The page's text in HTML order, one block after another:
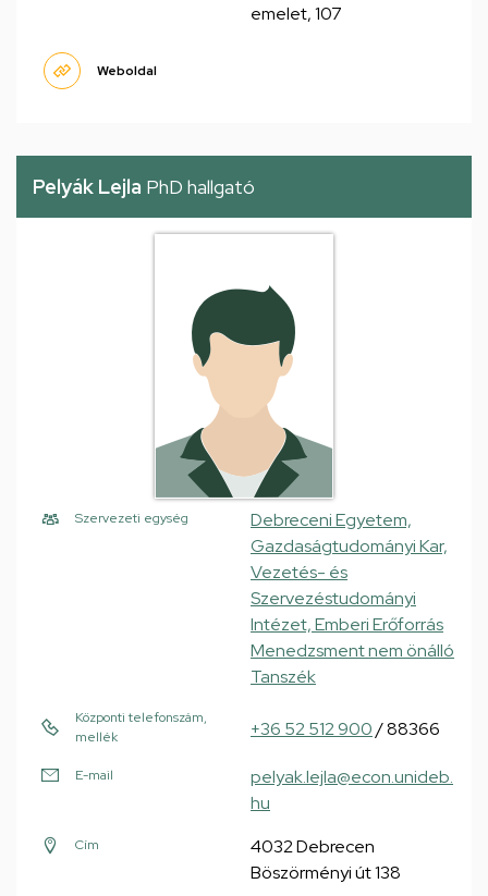
emelet, 107
Weboldal
Pelyák Lejla PhD hallgató
Szervezeti egység
Debreceni Egyetem,
Gazdaságtudományi Kar,
Vezetés- és
Szervezéstudományi
Intézet, Emberi Erőforrás
Menedzsment nem önálló
Tanszék
Központi telefonszám,
mellék
+36 52 512 900/ 88366
E-mail
pelyak.lejla@econ.unideb.
hu
Cím
4032 Debrecen
Böszörményi út 138